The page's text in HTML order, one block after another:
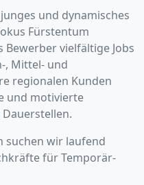
und dynamisches
Fürstentum
vielfältige Jobs
, Mittel- und
regionalen Kunden
und motivierte
suchen wir laufend
für Temporär-